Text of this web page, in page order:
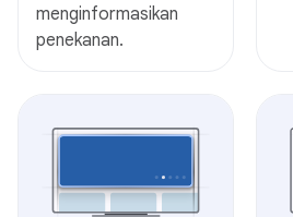
menginformasikan
penekanan.